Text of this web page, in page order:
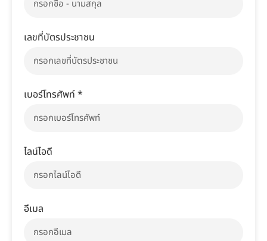
เลขที่บัตรประชาชน
เบอร์โทรศัพท์ *
ไลน์ไอดี
อีเมล